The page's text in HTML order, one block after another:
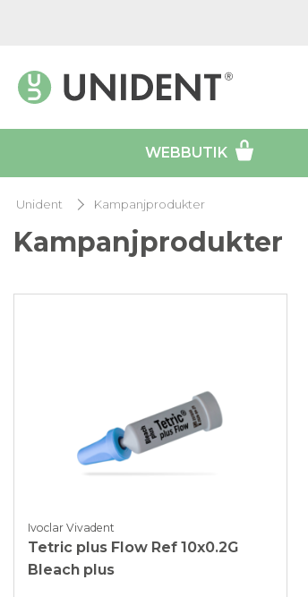
WEBBUTIK
Unident Kampanjprodukter
Kampanjprodukter
Ivoclar Vivadent
Tetric plus Flow Ref 10x0.2G
Bleach plus